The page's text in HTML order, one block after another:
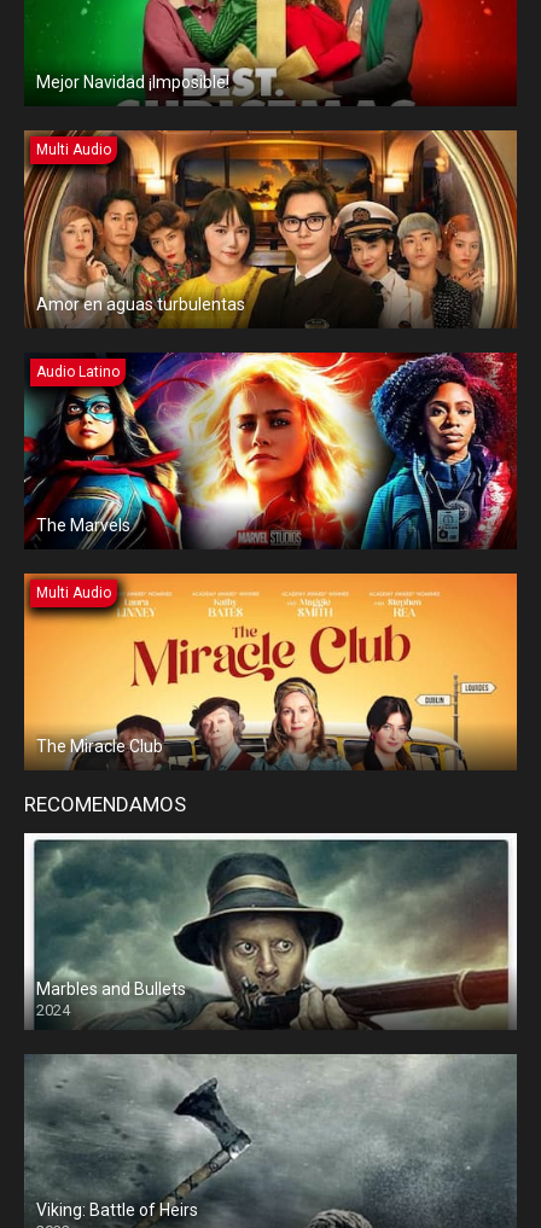
Mejor Navidad ¡Imposible!
Multi Audio
Amor en aguas turbulentas
Audio Latino
The Marvels
Multi Audio
The Miracle Club
RECOMENDAMOS
Marbles and Bullets
2024
Viking: Battle of Heirs